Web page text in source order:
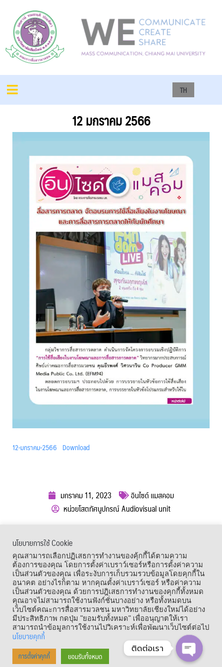
TH
12 มกราคม 2566
12-มกราคม-2566 Download
มกราคม 11, 2023
อินไซด์ แมสคอม
หน่วยโสตทัศนูปกรณ์ Audiovisual unit
เมนูลัด
Copyright © 1964 – 2021 Faculty of Mass Communication, Chiang Mai
นโยบายการใช้ Cookie
คุณสามารถเลือกปฏิเสธการทำงานของคุ้กกี้ได้ตามความ
ต้องการของคุณ โดยการตั้งค่าเบราว์เซอร์หรือการตั้งค่าความ
เป็นส่วนตัวของคุณ เพื่อระงับการเก็บรวมรวบข้อมูลโดยคุกกี้ใน
อนาคต อย่างไรก็ตาม หากคุณตั้งค่าเบราว์เซอร์ หรือค่าความ
เป็นส่วนตัวของคุณ ด้วยการปฎิเสธการทำงานของคุกกี้ทั้งหมด
คุณอาจไม่สามารถใช้งานฟังก์ชั่นบางอย่าง หรือทั้งหมดบน
เว็บไซต์คณะการสื่อสารมวลชน มหาวิทยาลัยเชียงใหม่ได้อย่าง
มีประสิทธิภาพ กดปุ่ม "ยอมรับทั้งหมด" เพื่ออนุญาตให้เรา
สามารถนำข้อมูลการใช้งานไปวิเคราะห์เพื่อพัฒนาเว็บไซต์ต่อไป
นโยบายคุกกี้
การตั้งค่าคุกกี้ ยอมรับทั้งหมด
ติดต่อเรา
OPEN